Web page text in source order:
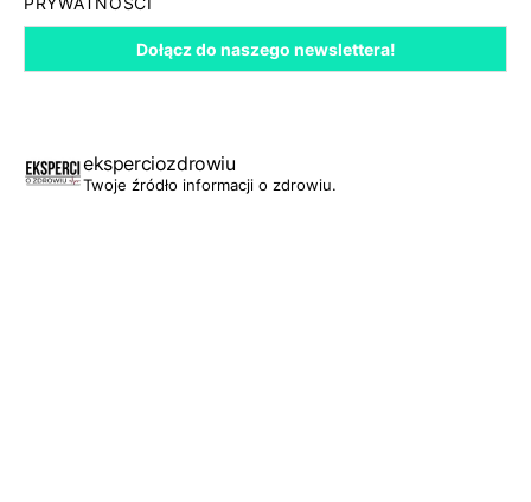
eksperciozdrowiu
Twoje źródło informacji o zdrowiu.